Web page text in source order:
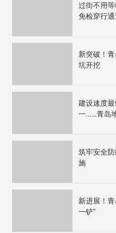
过街不用
免检穿行通
新突破！
坑开挖
建设速度
一......青岛
筑牢安全
施
新进展！
一铲”